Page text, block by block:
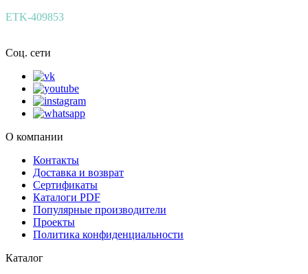
ETK-409853
Соц. сети
О компании
Контакты
Доставка и возврат
Сертификаты
Каталоги PDF
Популярные производители
Проекты
Политика конфиденциальности
Каталог